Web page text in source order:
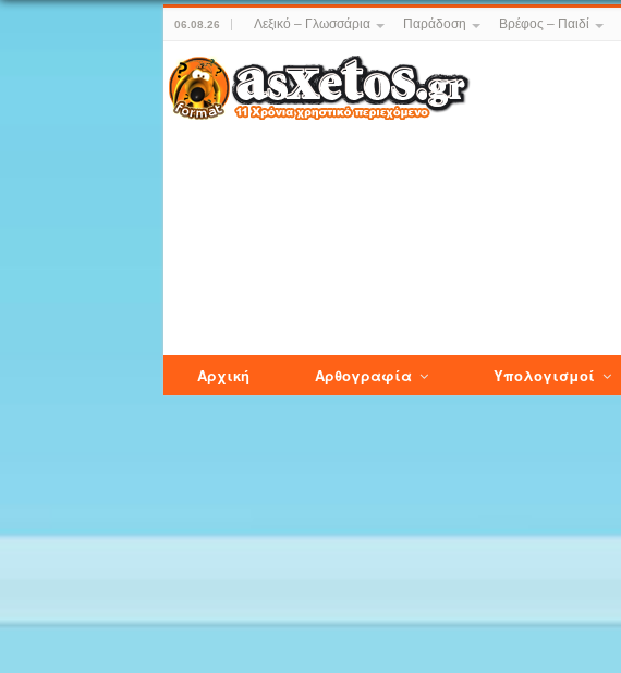
06.08.26 Λεξικό – Γλωσσάρια Παράδοση Βρέφος – Παιδί
Αρχική Αρθογραφία Υπολογισμοί